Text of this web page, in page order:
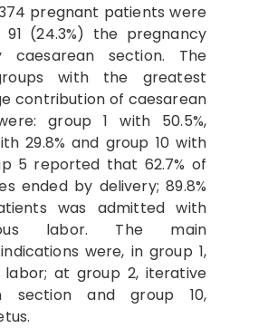
pregnant patients were
91 (24.3%) the pregnancy
caesarean section. The
with the greatest
contribution of caesarean
group 1 with 50.5%,
29.8% and group 10 with
5 reported that 62.7% of
ended by delivery; 89.8%
was admitted with
labor. The main
were, in group 1,
labor; at group 2, iterative
section and group 10,